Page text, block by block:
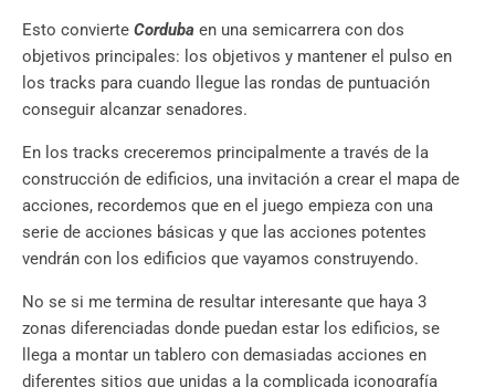
Esto convierte Corduba en una semicarrera con dos
objetivos principales: los objetivos y mantener el pulso en
los tracks para cuando llegue las rondas de puntuación
conseguir alcanzar senadores.
En los tracks creceremos principalmente a través de la
construcción de edificios, una invitación a crear el mapa de
acciones, recordemos que en el juego empieza con una
serie de acciones básicas y que las acciones potentes
vendrán con los edificios que vayamos construyendo.
No se si me termina de resultar interesante que haya 3
zonas diferenciadas donde puedan estar los edificios, se
llega a montar un tablero con demasiadas acciones en
diferentes sitios que unidas a la complicada iconografía